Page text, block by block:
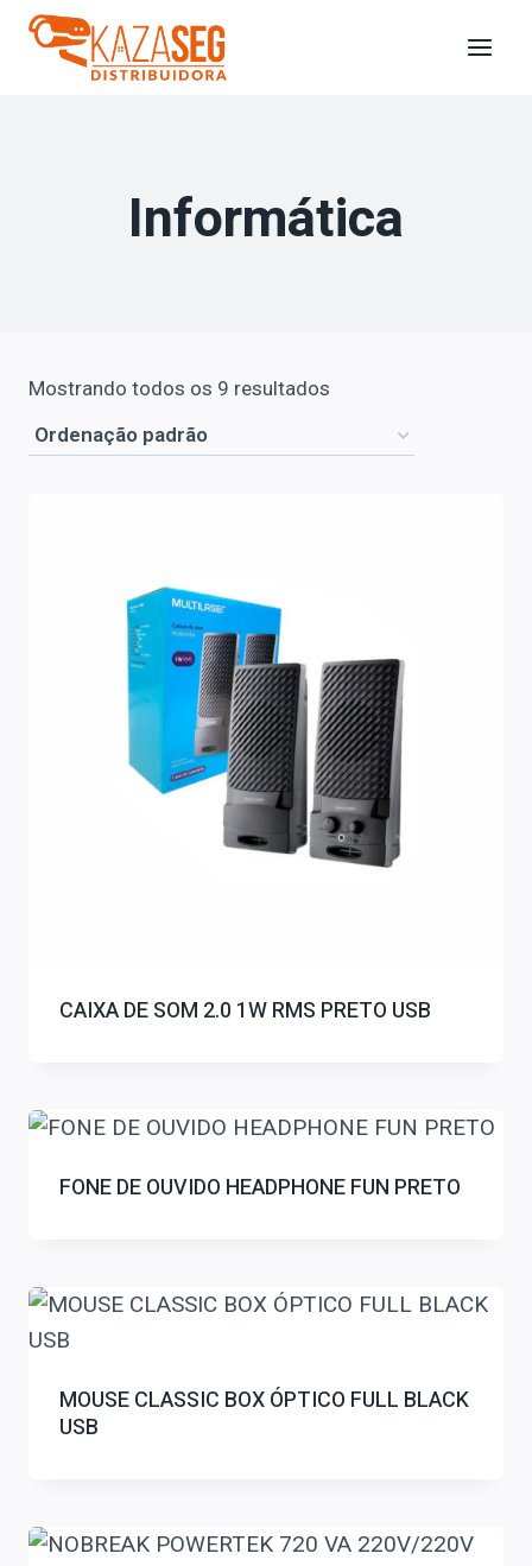
Informática
Mostrando todos os 9 resultados
CAIXA DE SOM 2.0 1W RMS PRETO USB
FONE DE OUVIDO HEADPHONE FUN PRETO
MOUSE CLASSIC BOX ÓPTICO FULL BLACK
USB